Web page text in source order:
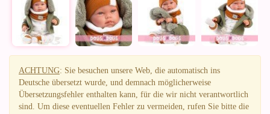
ACHTUNG: Sie besuchen unsere Web, die automatisch ins
Deutsche übersetzt wurde, und demnach möglicherweise
Übersetzungsfehler enthalten kann, für die wir nicht verantwortlich
sind. Um diese eventuellen Fehler zu vermeiden, rufen Sie bitte die